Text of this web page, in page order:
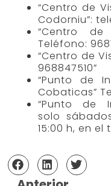
“Centro de
Codorniu”:
“Centro de
Teléfono:
“Centro de
968847510”
“Punto de
Cobaticas”
“Punto de
solo
15:00 h, en el